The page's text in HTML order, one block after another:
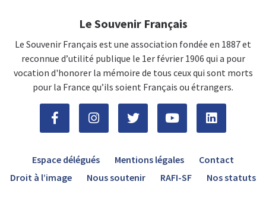
Le Souvenir Français
Le Souvenir Français est une association fondée en 1887 et
reconnue d’utilité publique le 1er février 1906 qui a pour
vocation d'honorer la mémoire de tous ceux qui sont morts
pour la France qu’ils soient Français ou étrangers.
Espace délégués Mentions légales
Contact
Droit à l’image
Nous soutenir RAFI-SF Nos statuts